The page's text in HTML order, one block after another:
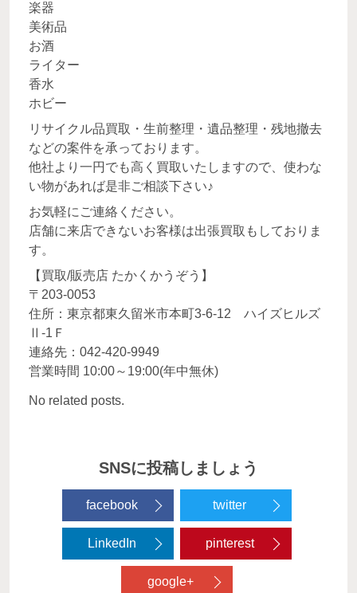
楽器
美術品
お酒
ライター
香水
ホビー
リサイクル品買取・生前整理・遺品整理・残地撤去
などの案件を承っております。
他社より一円でも高く買取いたしますので、使わな
い物があれば是非ご相談下さい♪
お気軽にご連絡ください。
店舗に来店できないお客様は出張買取もしておりま
す。
【買取/販売店 たかくかうぞう】
〒203-0053
住所：東京都東久留米市本町3-6-12 ハイズヒルズ
Ⅱ-1Ｆ
連絡先：042-420-9949
営業時間 10:00～19:00(年中無休)
No related posts.
SNSに投稿しましょう
facebook twitter
LinkedIn pinterest
google+